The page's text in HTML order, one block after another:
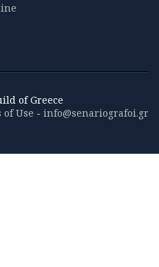
of Greece
of Use - info@senariografoi.gr